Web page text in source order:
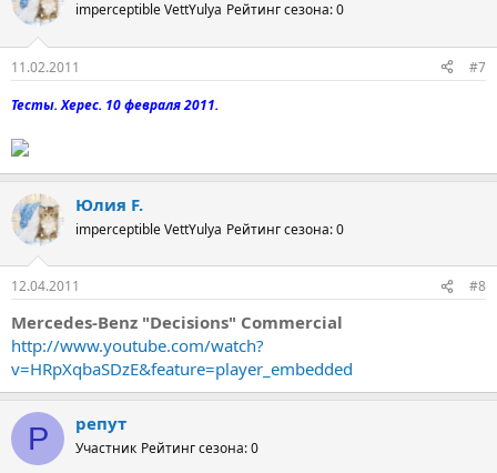
imperceptible VettYulya Рейтинг сезона: 0
11.02.2011
#7
Тесты. Херес. 10 февраля 2011.
Юлия F.
imperceptible VettYulya Рейтинг сезона: 0
12.04.2011 #8
Mercedes-Benz "Decisions" Commercial
http://www.youtube.com/watch?
v=HRpXqbaSDzE&feature=player_embedded
Р репут
Участник Рейтинг сезона: 0